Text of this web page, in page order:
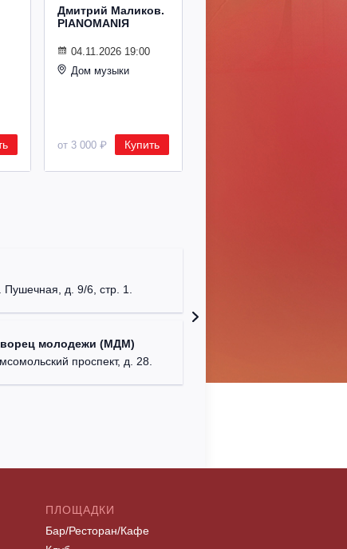
Дмитрий Маликов.
PIANOMANIЯ
04.11.2026 19:00
Дом музыки
от 3 000 ₽ Купить
Пушечная, д. 9/6, стр. 1.
молодежи (МДМ)
проспект, д. 28.
ПЛОЩАДКИ
Бар/Ресторан/Кафе